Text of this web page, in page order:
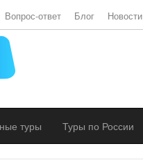
Вопрос-ответ Блог Новости
туры
Туры по России